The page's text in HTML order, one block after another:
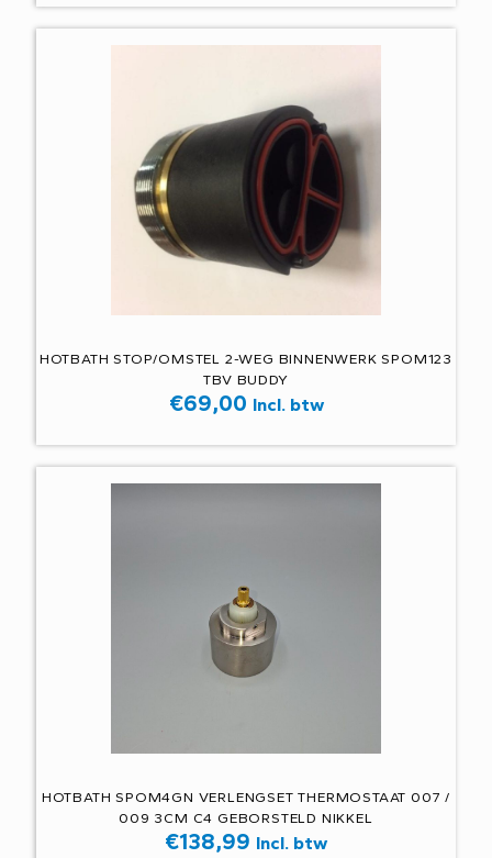
HOTBATH STOP/OMSTEL 2-WEG BINNENWERK SPOM123
TBV BUDDY
€69,00 Incl. btw
HOTBATH SPOM4GN VERLENGSET THERMOSTAAT 007 /
009 3CM C4 GEBORSTELD NIKKEL
€138,99 Incl. btw